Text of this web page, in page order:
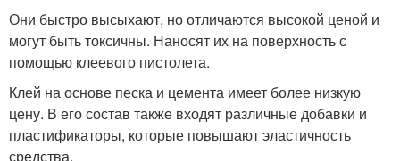
Они быстро высыхают, но отличаются высокой ценой и
могут быть токсичны. Наносят их на поверхность с
помощью клеевого пистолета.
Клей на основе песка и цемента имеет более низкую
цену. В его состав также входят различные добавки и
пластификаторы, которые повышают эластичность
средства.